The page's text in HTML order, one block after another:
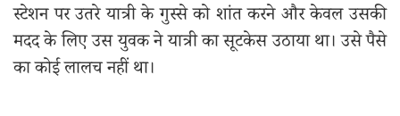
स्टेशन पर उतरे यात्री के गुस्से को शांत करने और केवल उसकी
मदद के लिए उस युवक ने यात्री का सूटकेस उठाया था। उसे पैसे
का कोई लालच नहीं था।